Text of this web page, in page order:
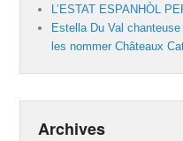
L’ESTAT ESPANHÒL
Estella Du Val
les nommer Châteaux
Archives